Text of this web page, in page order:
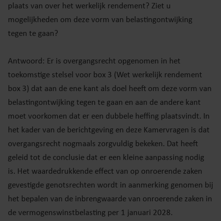
plaats van over het werkelijk rendement? Ziet u
mogelijkheden om deze vorm van belastingontwijking
tegen te gaan?
Antwoord: Er is overgangsrecht opgenomen in het
toekomstige stelsel voor box 3 (Wet werkelijk rendement
box 3) dat aan de ene kant als doel heeft om deze vorm van
belastingontwijking tegen te gaan en aan de andere kant
moet voorkomen dat er een dubbele heffing plaatsvindt. In
het kader van de berichtgeving en deze Kamervragen is dat
overgangsrecht nogmaals zorgvuldig bekeken. Dat heeft
geleid tot de conclusie dat er een kleine aanpassing nodig
is. Het waardedrukkende effect van op onroerende zaken
gevestigde genotsrechten wordt in aanmerking genomen bij
het bepalen van de inbrengwaarde van onroerende zaken in
de vermogenswinstbelasting per 1 januari 2028.